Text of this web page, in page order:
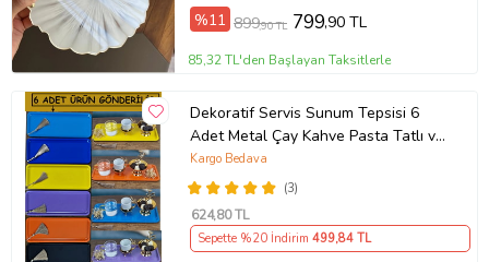
%11 899,90 TL 799,90 TL
85,32 TL'den Başlayan Taksitlerle
Dekoratif Servis Sunum Tepsisi 6
Adet Metal Çay Kahve Pasta Tatlı ve
Kahvaltı Tepsisi (Çok Renkli)
(3)
Kargo Bedava
624,80 TL
Sepette %20 İndirim 499,84 TL